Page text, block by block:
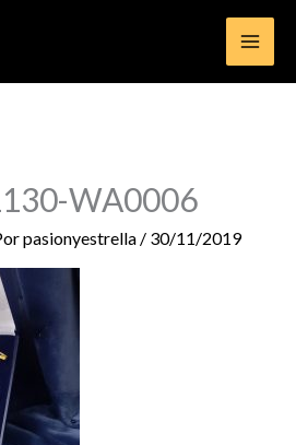
WA0006
pasionyestrella / 30/11/2019